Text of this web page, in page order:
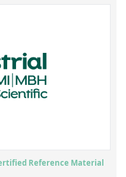
PT)
Reference Material